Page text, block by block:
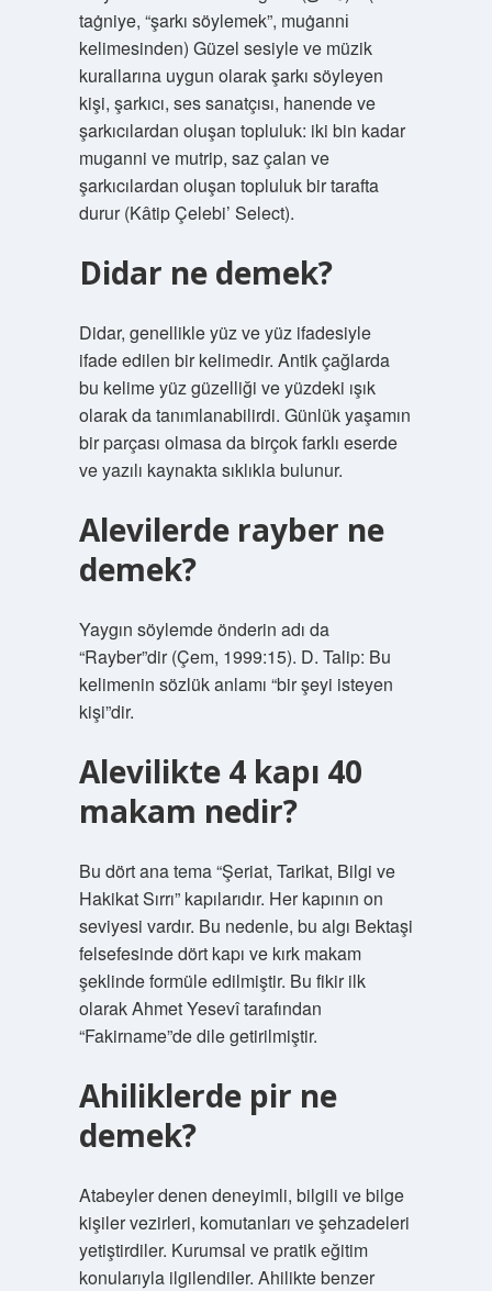
taġniye, “şarkı söylemek”, muġannі
kelimesinden) Güzel sesiyle ve müzik
kurallarına uygun olarak şarkı söyleyen
kişi, şarkıcı, ses sanatçısı, hanende ve
şarkıcılardan oluşan topluluk: iki bin kadar
muganni ve mutrip, saz çalan ve
şarkıcılardan oluşan topluluk bir tarafta
durur (Kâtip Çelebi’ Select).
Didar ne demek?
Didar, genellikle yüz ve yüz ifadesiyle
ifade edilen bir kelimedir. Antik çağlarda
bu kelime yüz güzelliği ve yüzdeki ışık
olarak da tanımlanabilirdi. Günlük yaşamın
bir parçası olmasa da birçok farklı eserde
ve yazılı kaynakta sıklıkla bulunur.
Alevilerde rayber ne
demek?
Yaygın söylemde önderin adı da
“Rayber”dir (Çem, 1999:15). D. Talip: Bu
kelimenin sözlük anlamı “bir şeyi isteyen
kişi”dir.
Alevilikte 4 kapı 40
makam nedir?
Bu dört ana tema “Şeriat, Tarikat, Bilgi ve
Hakikat Sırrı” kapılarıdır. Her kapının on
seviyesi vardır. Bu nedenle, bu algı Bektaşi
felsefesinde dört kapı ve kırk makam
şeklinde formüle edilmiştir. Bu fikir ilk
olarak Ahmet Yesevî tarafından
“Fakirname”de dile getirilmiştir.
Ahiliklerde pir ne
demek?
Atabeyler denen deneyimli, bilgili ve bilge
kişiler vezirleri, komutanları ve şehzadeleri
yetiştirdiler. Kurumsal ve pratik eğitim
konularıyla ilgilendiler. Ahilikte benzer